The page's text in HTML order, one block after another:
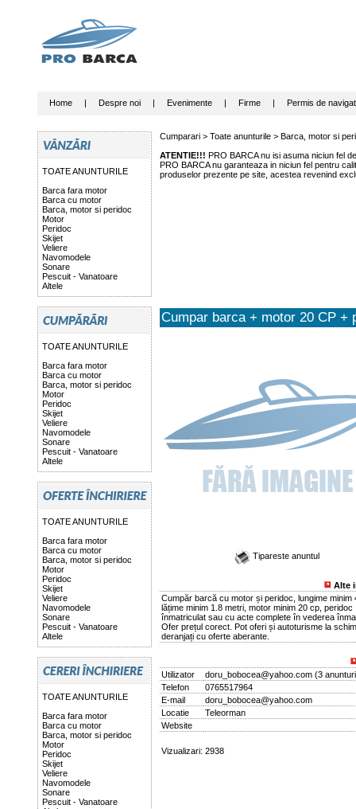
Home| Despre noi| Evenimente| Firme| Permis de
TOATE ANUNTURILE
Barca fara motor
Barca cu motor
Barca, motor si peridoc
Motor
Peridoc
Skijet
Veliere
Navomodele
Sonare
Pescuit - Vanatoare
Altele
TOATE ANUNTURILE
Barca fara motor
Barca cu motor
Barca, motor si peridoc
Motor
Peridoc
Skijet
Veliere
Navomodele
Sonare
Pescuit - Vanatoare
Altele
TOATE ANUNTURILE
Barca fara motor
Barca cu motor
Barca, motor si peridoc
Motor
Peridoc
Skijet
Veliere
Navomodele
Sonare
Pescuit - Vanatoare
Altele
TOATE ANUNTURILE
Barca fara motor
Barca cu motor
Barca, motor si peridoc
Motor
Peridoc
Skijet
Veliere
Navomodele
Sonare
Pescuit - Vanatoare
Cumparari > Toate anunturile> Barca, motor si
ATENTIE!!! PRO BARCA nu isi asuma niciun fel
PRO BARCA nu garanteaza in niciun fel pentru
produselor prezente pe site, acestea revenind
Cumpar barca + motor 20 CP +
Tipareste anuntul
Alte
Cumpăr barcă cu motor și peridoc, lungime minim
lățime minim 1.8 metri, motor minim 20 cp, peridoc
înmatriculat sau cu acte complete în vederea
Ofer prețul corect. Pot oferi și autoturisme la
deranjați cu oferte aberante.
Utilizator doru_bobocea@yahoo.com(3 anunturi
Telefon
0765517964
E-mail
doru_bobocea@yahoo.com
Locatie
Teleorman
Website
Vizualizari: 2938